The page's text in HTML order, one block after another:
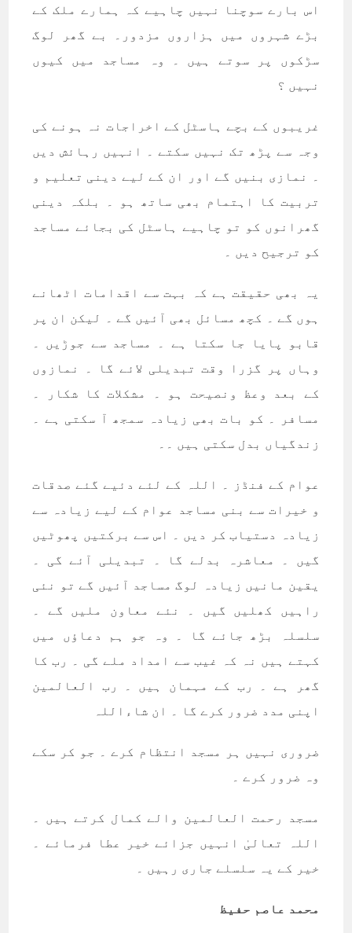
اس بارے سوچنا نہیں چاہیے کہ ہمارے ملک کے
بڑے شہروں میں ہزاروں مزدور۔ بے گھر لوگ
سڑکوں پر سوتے ہیں ۔ وہ مساجد میں کیوں
نہیں ؟
غریبوں کے بچے ہاسٹل کے اخراجات نہ ہونے کی
وجہ سے پڑھ تک نہیں سکتے ۔ انہیں رہائش دیں
۔ نمازی بنیں گے اور ان کے لیے دینی تعلیم و
تربیت کا اہتمام بھی ساتھ ہو ۔ بلکہ دینی
گھرانوں کو تو چاہیے ہاسٹل کی بجائے مساجد
کو ترجیح دیں ۔
یہ بھی حقیقت ہے کہ بہت سے اقدامات اٹھانے
ہوں گے ۔ کچھ مسائل بھی آئیں گے ۔ لیکن ان پر
قابو پایا جا سکتا ہے ۔ مساجد سے جوڑیں ۔
وہاں پر گزرا وقت تبدیلی لائے گا ۔ نمازوں
کے بعد وعظ ونصیحت ہو ۔ مشکلات کا شکار ۔
مسافر ۔ کو بات بھی زیادہ سمجھ آ سکتی ہے ۔
زندگیاں بدل سکتی ہیں ۔۔
عوام کے فنڈز ۔ اللہ کے لئے دئیے گئے صدقات
و خیرات سے بنی مساجد عوام کے لیے زیادہ سے
زیادہ دستیاب کر دیں ۔ اس سے برکتیں پھوٹیں
گیں ۔ معاشرہ بدلے گا ۔ تبدیلی آئے گی ۔
یقین مانیں زیادہ لوگ مساجد آئیں گے تو نئی
راہیں کھلیں گیں ۔ نئے معاون ملیں گے ۔
سلسلہ بڑھ جائے گا ۔ وہ جو ہم دعاؤں میں
کہتے ہیں نہ کہ غیب سے امداد ملے گی ۔ رب کا
گھر ہے ۔ رب کے مہمان ہیں ۔ رب العالمین
اپنی مدد ضرور کرے گا ۔ ان شاءاللہ
ضروری نہیں ہر مسجد انتظام کرے ۔ جو کر سکے
وہ ضرور کرے ۔
مسجد رحمت العالمین والے کمال کرتے ہیں ۔
اللہ تعالیٰ انہیں جزائے خیر عطا فرمائے ۔
خیر کے یہ سلسلے جاری رہیں ۔
محمد عاصم حفیظ